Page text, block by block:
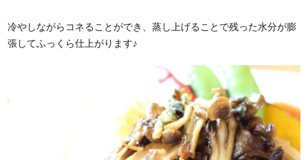
冷やしながらコネることができ、蒸し上げることで残った水分が膨
張してふっくら仕上がります♪